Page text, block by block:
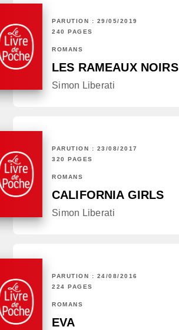
PARUTION : 29/05/2019
240 PAGES
ROMANS
LES RAMEAUX NOIRS
Simon Liberati
PARUTION : 23/08/2017
320 PAGES
ROMANS
CALIFORNIA GIRLS
Simon Liberati
PARUTION : 24/08/2016
224 PAGES
ROMANS
EVA